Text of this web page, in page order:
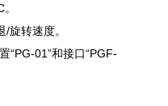
旋转速度。
“PG-01”和接口“PGF-